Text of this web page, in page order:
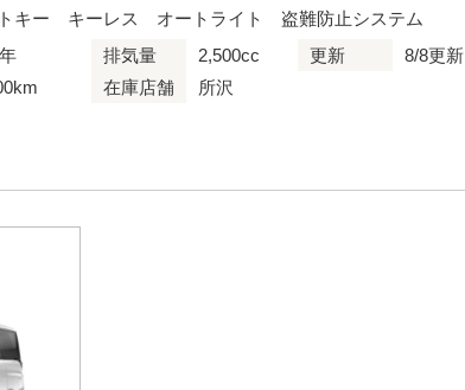
ー キーレス オートライト 盗難防止システム
排気量
2,500cc
在庫店舗
所沢
更新 8/8更新